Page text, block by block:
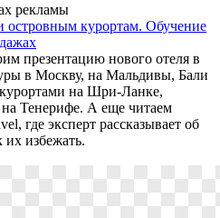
рекламы
курортам. Обучение
презентацию нового отеля в
в Москву, на Мальдивы, Бали
на Шри-Ланке,
Тенерифе. А еще читаем
где эксперт рассказывает об
избежать.